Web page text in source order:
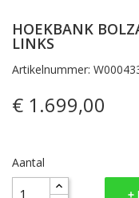
HOEKBANK
LINKS
Artikelnummer:
€ 1.699,00
Aantal